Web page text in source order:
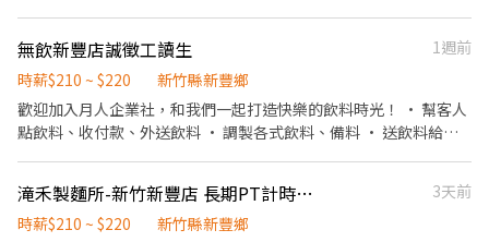
無飲新豐店誠徵工讀生
1週前
時薪$210 ~ $220
新竹縣新豐鄉
歡迎加入月人企業社，和我們一起打造快樂的飲料時光！ • 幫客人
點飲料、收付款、外送飲料 • 調製各式飲料、備料 • 送飲料給顧
滝禾製麵所-新竹新豐店 長期PT計時人員（工讀生、計時人員、PT）
3天前
時薪$210 ~ $220
新竹縣新豐鄉